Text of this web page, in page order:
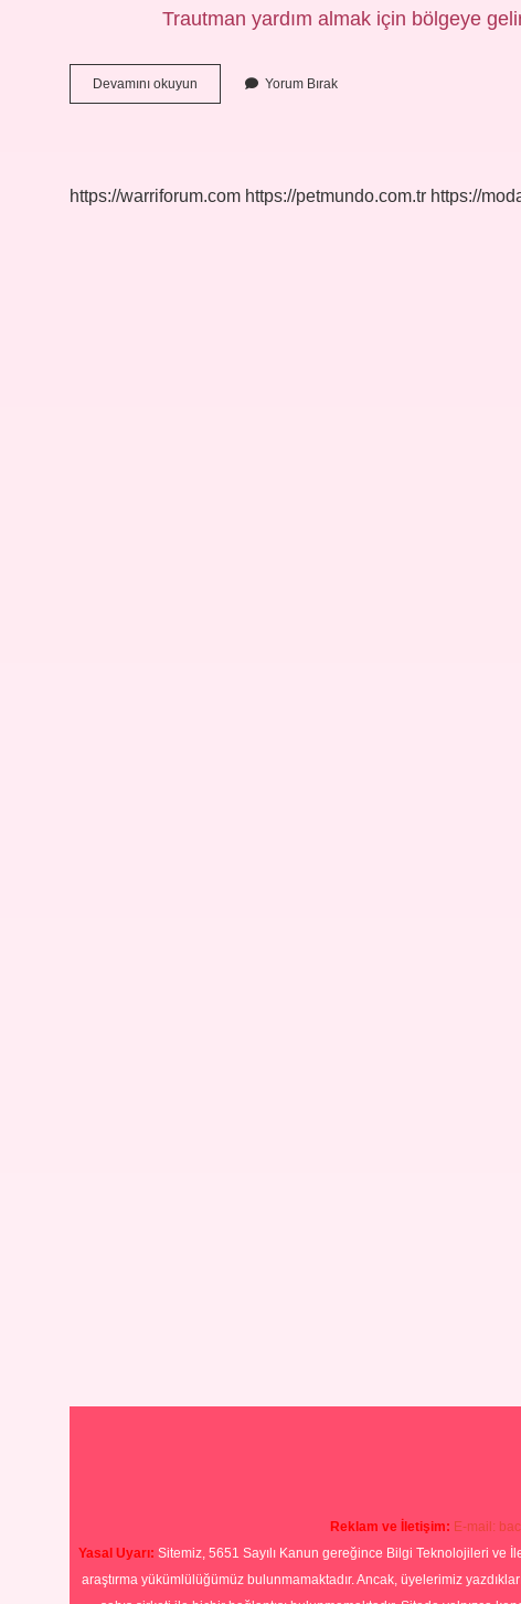
Trautman yardım almak için bölgeye
Devamını okuyun
Kaç
Yorum Bırak
https://warriforum.com https://petmundo.com.tr https://
Reklam ve İletişim: E-mail:
Yasal Uyarı: Sitemiz, 5651 Sayılı Kanun gereğince Bilgi Teknolojileri ve
araştırma yükümlülüğümüz bulunmamaktadır. Ancak, üyelerimiz